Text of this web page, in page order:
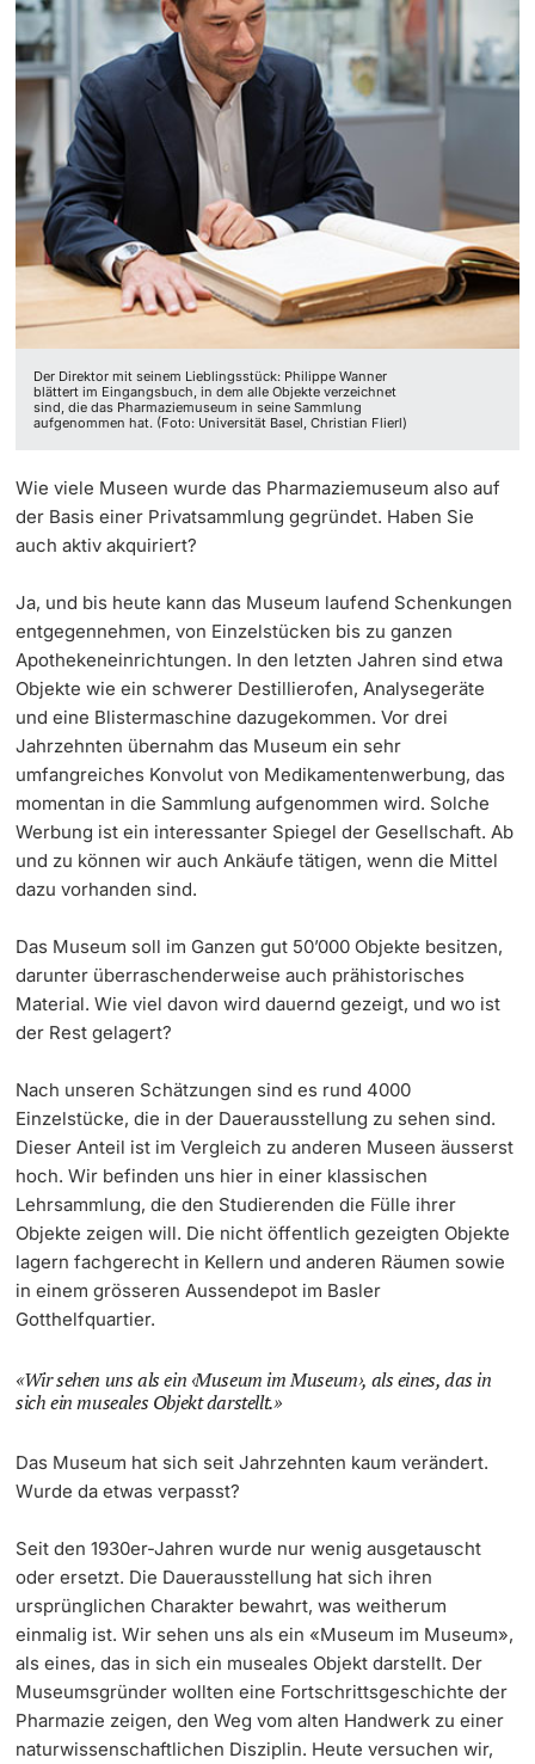
Der Direktor mit seinem Lieblingsstück: Philippe Wanner
blättert im Eingangsbuch, in dem alle Objekte verzeichnet
sind, die das Pharmaziemuseum in seine Sammlung
aufgenommen hat. (Foto: Universität Basel, Christian Flierl)
Wie viele Museen wurde das Pharmaziemuseum also auf
der Basis einer Privatsammlung gegründet. Haben Sie
auch aktiv akquiriert?
Ja, und bis heute kann das Museum laufend Schenkungen
entgegennehmen, von Einzelstücken bis zu ganzen
Apothekeneinrichtungen. In den letzten Jahren sind etwa
Objekte wie ein schwerer Destillierofen, Analysegeräte
und eine Blistermaschine dazugekommen. Vor drei
Jahrzehnten übernahm das Museum ein sehr
umfangreiches Konvolut von Medikamentenwerbung, das
momentan in die Sammlung aufgenommen wird. Solche
Werbung ist ein interessanter Spiegel der Gesellschaft. Ab
und zu können wir auch Ankäufe tätigen, wenn die Mittel
dazu vorhanden sind.
Das Museum soll im Ganzen gut 50’000 Objekte besitzen,
darunter überraschenderweise auch prähistorisches
Material. Wie viel davon wird dauernd gezeigt, und wo ist
der Rest gelagert?
Nach unseren Schätzungen sind es rund 4000
Einzelstücke, die in der Dauerausstellung zu sehen sind.
Dieser Anteil ist im Vergleich zu anderen Museen äusserst
hoch. Wir befinden uns hier in einer klassischen
Lehrsammlung, die den Studierenden die Fülle ihrer
Objekte zeigen will. Die nicht öffentlich gezeigten Objekte
lagern fachgerecht in Kellern und anderen Räumen sowie
in einem grösseren Aussendepot im Basler
Gotthelfquartier.
Wir sehen uns als ein ‹Museum im Museum›, als eines, das in
sich ein museales Objekt darstellt.
Das Museum hat sich seit Jahrzehnten kaum verändert.
Wurde da etwas verpasst?
Seit den 1930er-Jahren wurde nur wenig ausgetauscht
oder ersetzt. Die Dauerausstellung hat sich ihren
ursprünglichen Charakter bewahrt, was weitherum
einmalig ist. Wir sehen uns als ein «Museum im Museum»,
als eines, das in sich ein museales Objekt darstellt. Der
Museumsgründer wollten eine Fortschrittsgeschichte der
Pharmazie zeigen, den Weg vom alten Handwerk zu einer
naturwissenschaftlichen Disziplin. Heute versuchen wir,